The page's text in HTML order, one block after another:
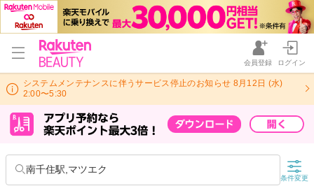
会員登録 ログイン
システムメンテナンスに伴うサービス停止のお知らせ 8月12日 (水)
2:00〜5:30
南千住駅,マツエク
条件変更